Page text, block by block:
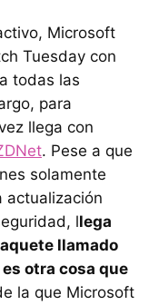
Microsoft
Tuesday con
todas las
para
llega con
. Pese a que
solamente
actualización
llega
llamado
otra cosa que
la que Microsoft